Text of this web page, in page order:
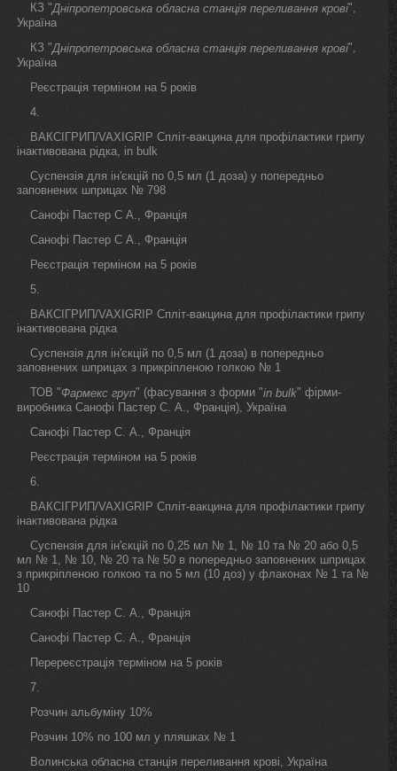
КЗ "Дніпропетровська обласна станція переливання крові",
Україна
КЗ "Дніпропетровська обласна станція переливання крові",
Україна
Реєстрація терміном на 5 років
4.
ВАКСІГРИП/VAXIGRIP Спліт-вакцина для профілактики грипу
інактивована рідка, in bulk
Суспензія для ін'єкцій по 0,5 мл (1 доза) у попередньо
заповнених шприцах № 798
Санофі Пастер С А., Франція
Санофі Пастер С А., Франція
Реєстрація терміном на 5 років
5.
ВАКСІГРИП/VAXIGRIP Спліт-вакцина для профілактики грипу
інактивована рідка
Суспензія для ін'єкцій по 0,5 мл (1 доза) в попередньо
заповнених шприцах з прикріпленою голкою № 1
ТОВ "Фармекс груп" (фасування з форми "in bulk" фірми-
виробника Санофі Пастер С. А., Франція), Україна
Санофі Пастер С. А., Франція
Реєстрація терміном на 5 років
6.
ВАКСІГРИП/VAXIGRIP Спліт-вакцина для профілактики грипу
інактивована рідка
Суспензія для ін'єкцій по 0,25 мл № 1, № 10 та № 20 або 0,5
мл № 1, № 10, № 20 та № 50 в попередньо заповнених шприцах
з прикріпленою голкою та по 5 мл (10 доз) у флаконах № 1 та №
10
Санофі Пастер С. А., Франція
Санофі Пастер С. А., Франція
Перереєстрація терміном на 5 років
7.
Розчин альбуміну 10%
Розчин 10% по 100 мл у пляшках № 1
Волинська обласна станція переливання крові, Україна